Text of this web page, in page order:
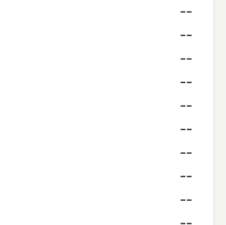
--
--
--
--
--
--
--
--
--